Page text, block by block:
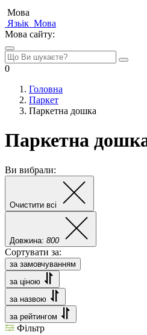
Мова
Язьік Мова
Мова сайту:
0
Головна
Паркет
Паркетна дошка
Паркетна
Ви вибрали:
Очистити всі
Довжина: 800
Сортувати за:
за замовчуванням
за ціною
за назвою
за рейтингом
Фільтр